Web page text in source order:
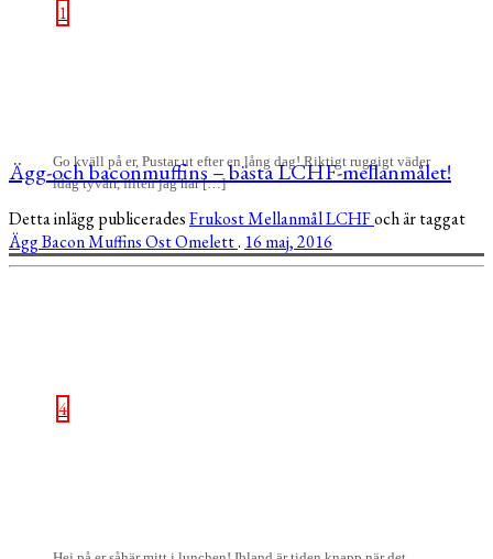
1
Go kväll på er, Pustar ut efter en lång dag! Riktigt ruggigt väder
idag tyvärr, filten jag har […]
Ägg-och baconmuffins – bästa LCHF-mellanmålet!
Detta inlägg publiceradesFrukostMellanmålLCHFoch är taggat
ÄggBaconMuffinsOstOmelett. 16 maj, 2016
4